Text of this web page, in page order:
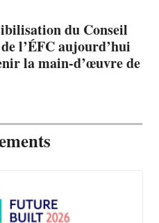
du Conseil
l’ÉFC aujourd’hui
la main-d’œuvre de